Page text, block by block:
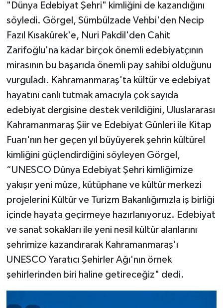
"Dünya Edebiyat Şehri" kimliğini de kazandığını
söyledi. Görgel, Sümbülzade Vehbi'den Necip
Fazıl Kısakürek'e, Nuri Pakdil'den Cahit
Zarifoğlu'na kadar birçok önemli edebiyatçının
mirasının bu başarıda önemli pay sahibi olduğunu
vurguladı. Kahramanmaraş'ta kültür ve edebiyat
hayatını canlı tutmak amacıyla çok sayıda
edebiyat dergisine destek verildiğini, Uluslararası
Kahramanmaraş Şiir ve Edebiyat Günleri ile Kitap
Fuarı'nın her geçen yıl büyüyerek şehrin kültürel
kimliğini güçlendirdiğini söyleyen Görgel,
“UNESCO Dünya Edebiyat Şehri kimliğimize
yakışır yeni müze, kütüphane ve kültür merkezi
projelerini Kültür ve Turizm Bakanlığımızla iş birliği
içinde hayata geçirmeye hazırlanıyoruz. Edebiyat
ve sanat sokakları ile yeni nesil kültür alanlarını
şehrimize kazandırarak Kahramanmaraş'ı
UNESCO Yaratıcı Şehirler Ağı'nın örnek
şehirlerinden biri haline getireceğiz" dedi.